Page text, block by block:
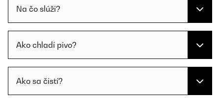
Na čo slúži?
Ako chladí pivo?
Ako sa čistí?